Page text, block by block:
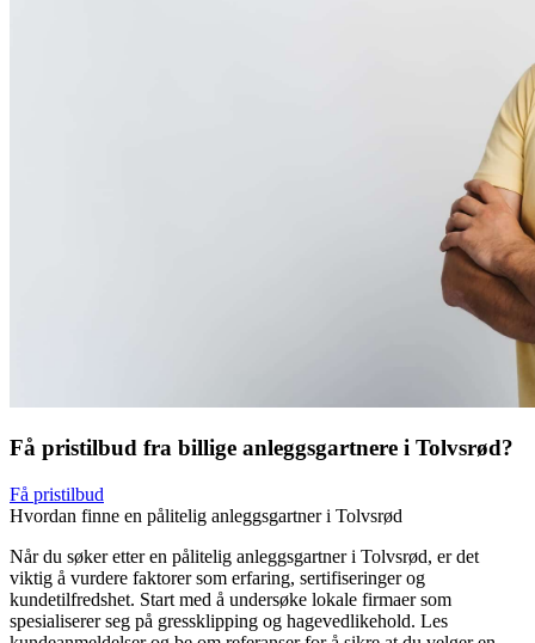
Få pristilbud fra billige anleggsgartnere i Tolvsrød?
Få pristilbud
Hvordan finne en pålitelig anleggsgartner i Tolvsrød
Når du søker etter en pålitelig anleggsgartner i Tolvsrød, er det
viktig å vurdere faktorer som erfaring, sertifiseringer og
kundetilfredshet. Start med å undersøke lokale firmaer som
spesialiserer seg på gressklipping og hagevedlikehold. Les